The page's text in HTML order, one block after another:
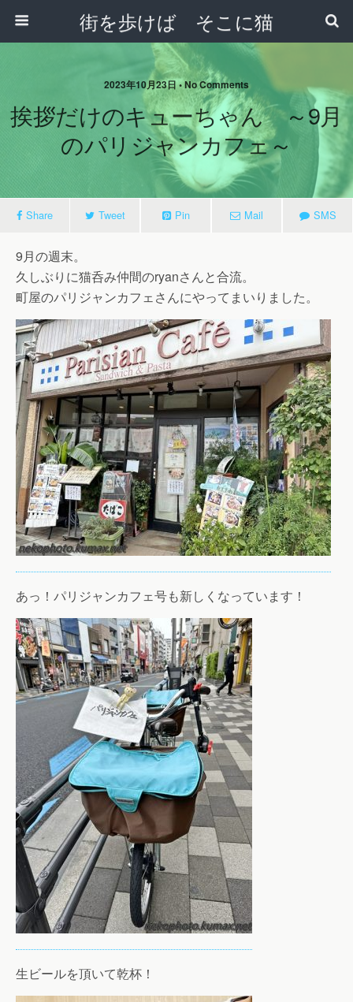
街を歩けば そこに猫
2023年10月23日 • No Comments
挨拶だけのキューちゃん ～9月
のパリジャンカフェ～
Share Tweet Pin Mail SMS
9月の週末。
久しぶりに猫呑み仲間のryanさんと合流。
町屋のパリジャンカフェさんにやってまいりました。
あっ！パリジャンカフェ号も新しくなっています！
生ビールを頂いて乾杯！